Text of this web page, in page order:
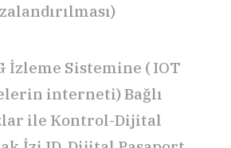
İzleme Sistemine ( IOT
interneti) Bağlı
ile Kontrol-Dijital